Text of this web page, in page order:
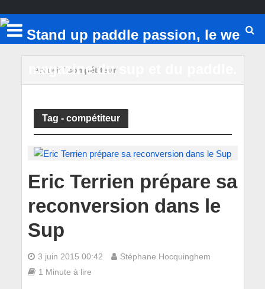
Accueil/ compétiteur
Tag - compétiteur
Eric Terrien prépare sa
reconversion dans le
Sup
3 juin 2015 00:42
Stéphane Hocquinghem
1 Minute à lire